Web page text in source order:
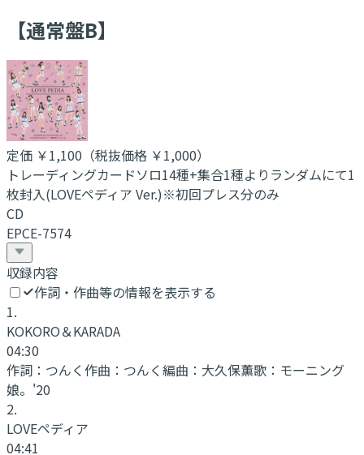
【通常盤B】
定価 ￥1,100 （税抜価格 ￥1,000）
トレーディングカードソロ14種+集合1種よりランダムにて1
枚封入(LOVEペディア Ver.)※初回プレス分のみ
CD
EPCE-7574
収録内容
作詞・作曲等の情報を表示する
1.
KOKORO＆KARADA
04:30
作詞： つんく 作曲： つんく 編曲： 大久保薫歌： モーニング
娘。'20
2.
LOVEペディア
04:41